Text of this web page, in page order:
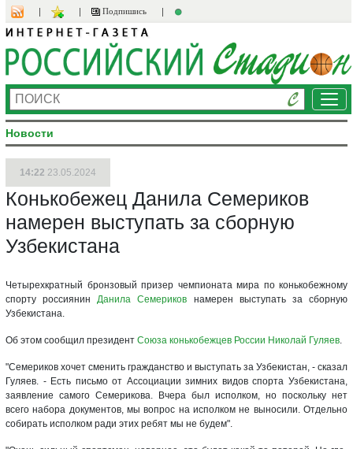
Подпишись
Новости
14:22 23.05.2024
Конькобежец Данила Семериков
намерен выступать за сборную
Узбекистана
Четырехкратный бронзовый призер чемпионата мира по конькобежному
спорту россиянинДанила Семериков намерен выступать за сборную
Узбекистана.
Об этом сообщил президент Союза конькобежцев России Николай Гуляев.
"Семериков хочет сменить гражданство и выступать за Узбекистан, - сказал
Гуляев. - Есть письмо от Ассоциации зимних видов спорта Узбекистана,
заявление самого Семерикова. Вчера был исполком, но поскольку нет
всего набора документов, мы вопрос на исполком не выносили. Отдельно
собирать исполком ради этих ребят мы не будем".